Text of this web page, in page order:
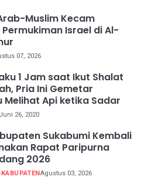
Muslim Kecam
Permukiman Israel di Al-
07, 2026
1 Jam saat Ikut Shalat
Pria Ini Gemetar
Melihat Api ketika Sadar
Juni 26, 2020
Sukabumi Kembali
Rapat Paripurna
2026
Agustus 03, 2026